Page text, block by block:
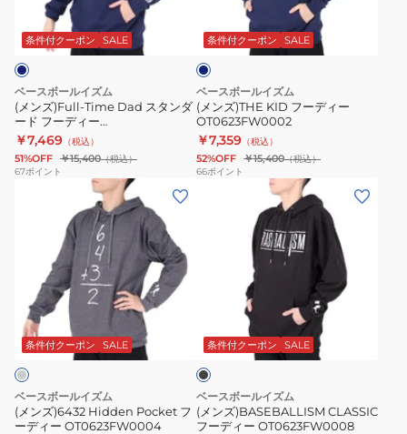
ン
ダ
ー
ド
フ
ー
デ
OT0623FW0005
条件付クーポン SALE
ベースボールイズム
(メンズ)Full-Time Dad スタンダ
ード フーディー
OT0623FW0005
￥7,469 （税込）
51%OFF ￥15,400（税込）
67ポイント
ィ
ー
OT0623FW0002
条件付クーポン SALE
ネ
イ
ビ
ー
ベースボールイズム
(メンズ)THE KID フーディー
OT0623FW0002
￥7,359 （税込）
52%OFF ￥15,400（税込）
66ポイント
Hidden
Pocket
ー
デ
ィ
ー
OT0623FW0004
条件付クーポン SALE
ベースボールイズム
(メンズ)6432 Hidden Pocket フ
ーディー OT0623FW0004
ズ)BASEBALLISM
ィ
ー
OT0623FW0008
条件付クーポン SALE
ブ
ラ
ッ
ク
ベースボールイズム
(メンズ)BASEBALLISM CLASSIC
フーディー OT0623FW0008